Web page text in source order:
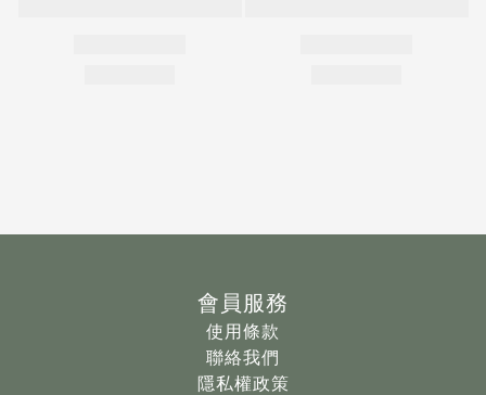
會員服務
使用條款
聯絡我們
隱私權政策